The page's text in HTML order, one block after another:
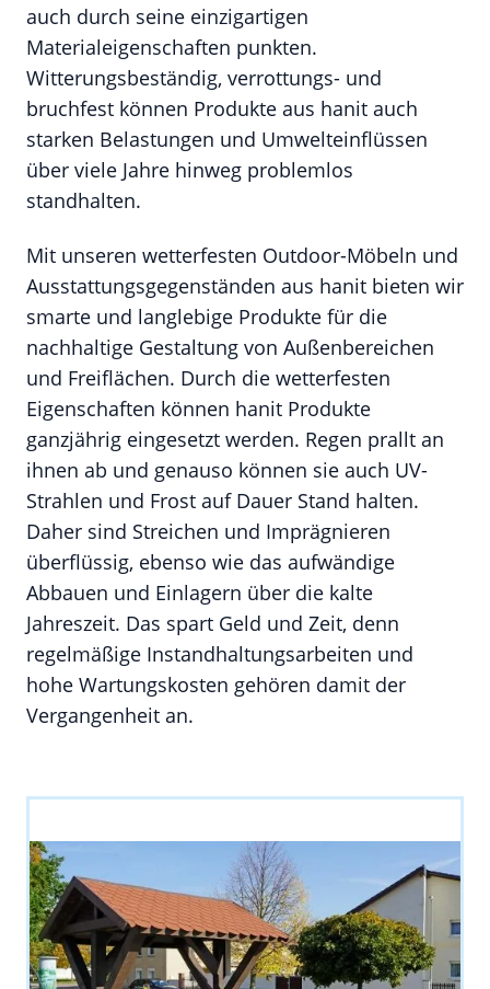
auch durch seine einzigartigen
Materialeigenschaften punkten.
Witterungsbeständig, verrottungs- und
bruchfest können Produkte aus hanit auch
starken Belastungen und Umwelteinflüssen
über viele Jahre hinweg problemlos
standhalten.
Mit unseren wetterfesten Outdoor-Möbeln und
Ausstattungsgegenständen aus hanit bieten wir
smarte und langlebige Produkte für die
nachhaltige Gestaltung von Außenbereichen
und Freiflächen. Durch die wetterfesten
Eigenschaften können hanit Produkte
ganzjährig eingesetzt werden. Regen prallt an
ihnen ab und genauso können sie auch UV-
Strahlen und Frost auf Dauer Stand halten.
Daher sind Streichen und Imprägnieren
überflüssig, ebenso wie das aufwändige
Abbauen und Einlagern über die kalte
Jahreszeit. Das spart Geld und Zeit, denn
regelmäßige Instandhaltungsarbeiten und
hohe Wartungskosten gehören damit der
Vergangenheit an.